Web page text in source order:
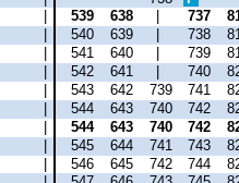
539 638 737
540 639 738
541 640 739
542 641 740
543 642 739 741
544 643 740 742
544 643 740 742
| 545 644 741 743
| 546 645 742 744